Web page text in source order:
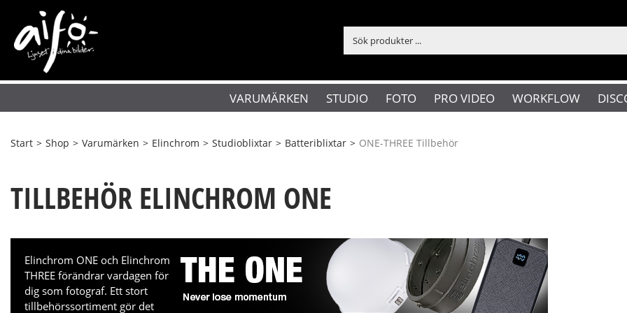
VARUMÄRKEN STUDIO FOTO PRO VIDEO WORKFLOW
Start > Shop > Varumärken > Elinchrom > Studioblixtar > Batteriblixtar > ONE-THREE Tillbehör
TILLBEHÖR ELINCHROM ONE
Elinchrom ONE och Elinchrom
THREE förändrar vardagen för
dig som fotograf. Ett stort
tillbehörssortiment gör det